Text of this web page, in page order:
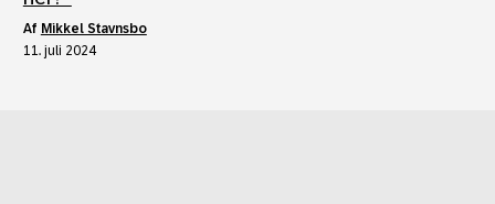
af Mikkel Stavnsbo
11. juli 2024